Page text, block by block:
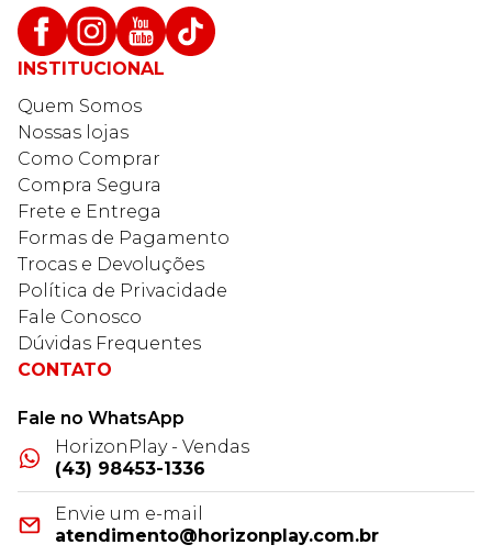
INSTITUCIONAL
Quem Somos
Nossas lojas
Como Comprar
Compra Segura
Frete e Entrega
Formas de Pagamento
Trocas e Devoluções
Política de Privacidade
Fale Conosco
Dúvidas Frequentes
CONTATO
Fale no WhatsApp
HorizonPlay - Vendas
(43) 98453-1336
Envie um e-mail
atendimento@horizonplay.com.br